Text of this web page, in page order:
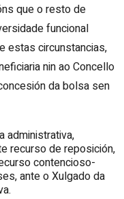
que o resto de
funcional
estas circunstancias,
nin ao Concello
da bolsa sen
administrativa,
recurso de reposición,
contencioso-
ante o Xulgado da